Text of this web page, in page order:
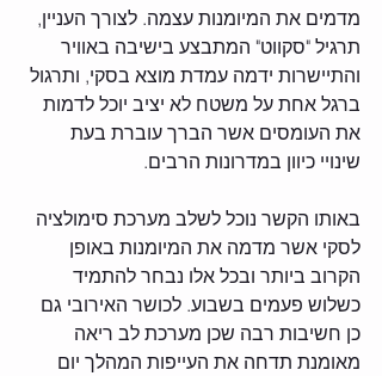
מדמים את המיומנות עצמה. לצורך העניין,
תרגיל "סקווט" המתבצע בישיבה באוויר
והתיישרות ידמה עמדת מוצא בסקי, ותרגול
ברגל אחת על משטח לא יציב יוכל לדמות
את העומסים אשר הברך עוברת בעת
שינויי כיוון במדרונות הרבים.
באותו הקשר נוכל לשלב מערכת סימולציה
לסקי אשר מדמה את המיומנות באופן
הקרוב ביותר ובכל אלו נבחר להתמיד
כשלוש פעמים בשבוע. לכושר האירובי גם
כן חשיבות רבה שכן מערכת לב ריאה
מאומנת תדחה את העייפות המהלך יום